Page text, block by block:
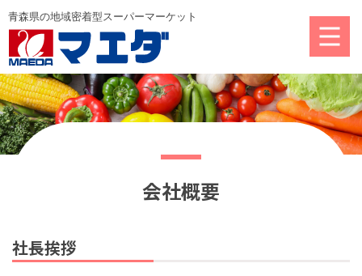
会社概要
社⻑挨拶